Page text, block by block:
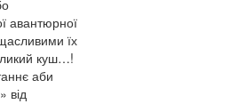
авантюрної
їх
куш…!
аби
від